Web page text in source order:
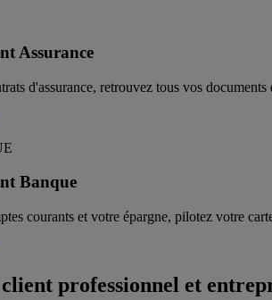
Assurance
d'assurance, retrouvez tous vos
Banque
courants et votre épargne, pilotez votre
professionnel et